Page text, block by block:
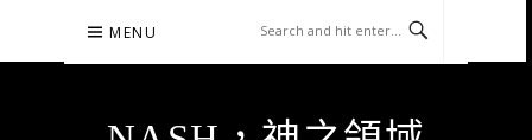
content
MENU